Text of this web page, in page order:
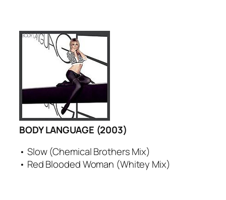
BODY LANGUAGE (2003)
• Slow (Chemical Brothers Mix)
• Red Blooded Woman (Whitey Mix)